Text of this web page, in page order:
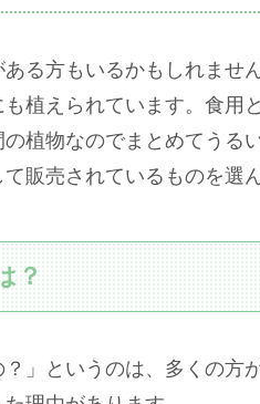
る方もいるかもしれませ
植えられています。食用
植物なのでまとめてうる
販売されているものを選
？
」というのは、多くの方